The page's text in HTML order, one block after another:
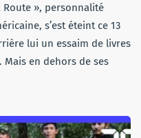
Route », personnalité
s’est éteint ce 13
lui un essaim de livres
en dehors de ses